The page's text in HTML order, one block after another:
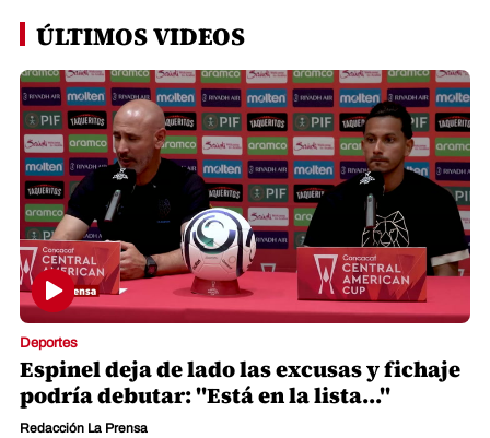
ÚLTIMOS VIDEOS
Deportes
Espinel deja de lado las excusas y fichaje
podría debutar: "Está en la lista..."
Redacción La Prensa